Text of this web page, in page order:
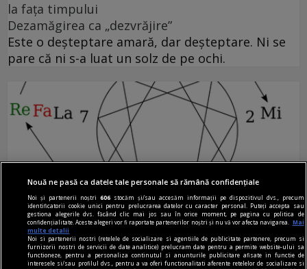
la fața timpului
Dezamăgirea ca „dezvrăjire”
Este o deșteptare amară, dar deșteptare. Ni se
pare că ni s-a luat un solz de pe ochi.
Nouă ne pasă ca datele tale personale să rămână confidențiale
Noi și partenerii noștri606 stocăm și/sau accesăm informații pe dispozitivul dvs., precum
identificatorii cookie unici pentru prelucrarea datelor cu caracter personal. Puteți accepta sau
gestiona alegerile dvs. făcând clic mai jos sau în orice moment, pe pagina cu politica de
confidențialitate. Aceste alegeri vor fi raportate partenerilor noștri și nu vă vor afecta navigarea.
Mai
multe detalii
Noi si partenerii nostri (retelele de socializare si agentiile de publicitate partenere, precum si
furnizorii nostri de servicii de date analitice) prelucram date pentru a permite website-ului sa
functioneze, pentru a personaliza continutul si anunturile publicitare afisate in functie de
interesele si/sau profilul dvs., pentru a va oferi functionalitati aferente retelelor de socializare si